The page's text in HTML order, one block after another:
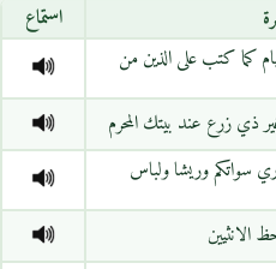
استماع
كما كتب على الذين من
ذي زرع عند بيتك المحرم
سواتكم وريشا ولباس
الانثيين